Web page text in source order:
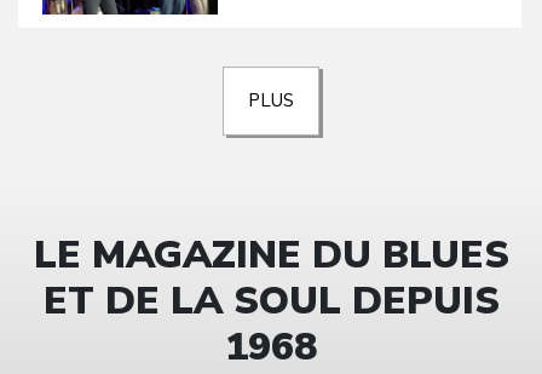
PLUS
LE MAGAZINE DU BLUES
ET DE LA SOUL DEPUIS
1968